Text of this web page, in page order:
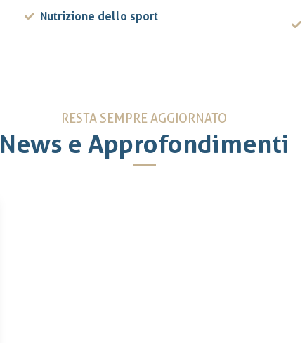
Nutrizione dello sport
RESTA SEMPRE AGGIORNATO
News e Approfondimenti